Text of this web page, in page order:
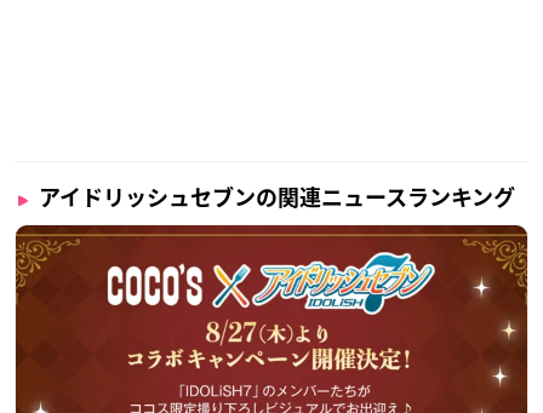
アイドリッシュセブンの関連ニュースランキング